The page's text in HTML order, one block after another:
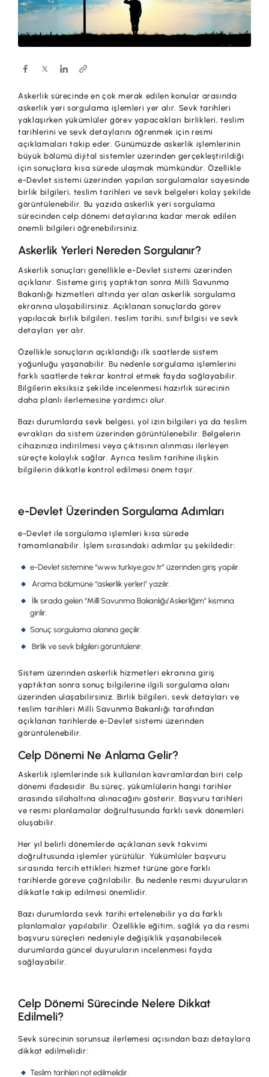
Hesaplar
Yatırım
Sigorta ve Emeklilik
Ödemeler ve Hizmetler
Kampanyalar
Başvuru Yap
ÜRÜN VE HİZMETLERİMİZ
Finansmanlar
Ticari Kartlar
POS Ürünleri
Dış Ticaret
Nakit Yönetimi
Sigorta ve Emeklilik
Sektörel Paketler
İş Birliklerimiz
Kampanyalar
Başvuru Yap
Ürün ve Hizmet Ücretleri
Askerlik sürecinde en çok merak edilen konular arasında
askerlik yeri sorgulama işlemleri yer alır. Sevk tarihleri
yaklaşırken yükümlüler görev yapacakları birlikleri, teslim
tarihlerini ve sevk detaylarını öğrenmek için resmi
açıklamaları takip eder. Günümüzde askerlik işlemlerinin
büyük bölümü dijital sistemler üzerinden gerçekleştirildiği
için sonuçlara kısa sürede ulaşmak mümkündür. Özellikle
e-Devlet sistemi üzerinden yapılan sorgulamalar sayesinde
birlik bilgileri, teslim tarihleri ve sevk belgeleri kolay şekilde
görüntülenebilir. Bu yazıda askerlik yeri sorgulama
sürecinden celp dönemi detaylarına kadar merak edilen
önemli bilgileri öğrenebilirsiniz.
Askerlik Yerleri Nereden Sorgulanır?
Askerlik sonuçları genellikle e-Devlet sistemi üzerinden
açıklanır. Sisteme giriş yaptıktan sonra Milli Savunma
Bakanlığı hizmetleri altında yer alan askerlik sorgulama
ekranına ulaşabilirsiniz. Açıklanan sonuçlarda görev
yapılacak birlik bilgileri, teslim tarihi, sınıf bilgisi ve sevk
detayları yer alır.
Özellikle sonuçların açıklandığı ilk saatlerde sistem
yoğunluğu yaşanabilir. Bu nedenle sorgulama işlemlerini
farklı saatlerde tekrar kontrol etmek fayda sağlayabilir.
Bilgilerin eksiksiz şekilde incelenmesi hazırlık sürecinin
daha planlı ilerlemesine yardımcı olur.
Bazı durumlarda sevk belgesi, yol izin bilgileri ya da teslim
evrakları da sistem üzerinden görüntülenebilir. Belgelerin
cihazınıza indirilmesi veya çıktısının alınması ilerleyen
süreçte kolaylık sağlar. Ayrıca teslim tarihine ilişkin
bilgilerin dikkatle kontrol edilmesi önem taşır.
e-Devlet Üzerinden Sorgulama Adımları
e-Devlet ile sorgulama işlemleri kısa sürede
tamamlanabilir. İşlem sırasındaki adımlar şu şekildedir:
e-Devlet sistemine “www.turkiye.gov.tr” üzerinden giriş yapılır.
Arama bölümüne “askerlik yerleri” yazılır.
İlk sırada gelen “Millî Savunma Bakanlığı/Askerliğim” kısmına
girilir.
Sonuç sorgulama alanına geçilir.
Birlik ve sevk bilgileri görüntülenir.
Sistem üzerinden askerlik hizmetleri ekranına giriş
yaptıktan sonra sonuç bilgilerine ilgili sorgulama alanı
üzerinden ulaşabilirsiniz. Birlik bilgileri, sevk detayları ve
teslim tarihleri Milli Savunma Bakanlığı tarafından
açıklanan tarihlerde e-Devlet sistemi üzerinden
görüntülenebilir.
Celp Dönemi Ne Anlama Gelir?
Askerlik işlemlerinde sık kullanılan kavramlardan biri celp
dönemi ifadesidir. Bu süreç, yükümlülerin hangi tarihler
arasında silahaltına alınacağını gösterir. Başvuru tarihleri
ve resmi planlamalar doğrultusunda farklı sevk dönemleri
oluşabilir.
Her yıl belirli dönemlerde açıklanan sevk takvimi
doğrultusunda işlemler yürütülür. Yükümlüler başvuru
sırasında tercih ettikleri hizmet türüne göre farklı
tarihlerde göreve çağrılabilir. Bu nedenle resmi duyuruların
dikkatle takip edilmesi önemlidir.
Bazı durumlarda sevk tarihi ertelenebilir ya da farklı
planlamalar yapılabilir. Özellikle eğitim, sağlık ya da resmi
başvuru süreçleri nedeniyle değişiklik yaşanabilecek
durumlarda güncel duyuruların incelenmesi fayda
sağlayabilir.
Celp Dönemi Sürecinde Nelere Dikkat
Edilmeli?
Sevk sürecinin sorunsuz ilerlemesi açısından bazı detaylara
dikkat edilmelidir:
Teslim tarihleri not edilmelidir.